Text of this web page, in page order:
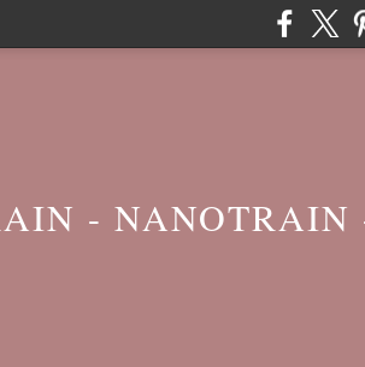
-